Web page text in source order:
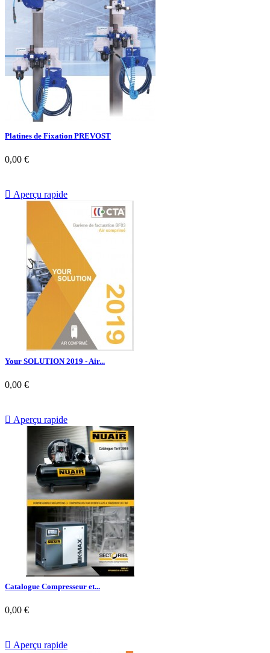
Platines de Fixation PREVOST
0,00 €
 Aperçu rapide
Your SOLUTION 2019 - Air...
0,00 €
 Aperçu rapide
Catalogue Compresseur et...
0,00 €
 Aperçu rapide